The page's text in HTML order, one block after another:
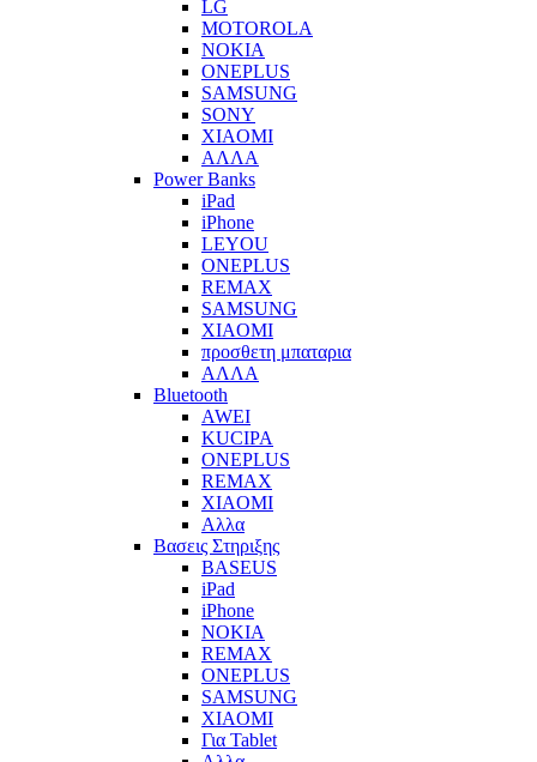
LG
MOTOROLA
NOKIA
ONEPLUS
SAMSUNG
SONY
XIAOMI
ΑΛΛΑ
Power Banks
iPad
iPhone
LEYOU
ONEPLUS
REMAX
SAMSUNG
XIAOMI
προσθετη μπαταρια
ΑΛΛΑ
Bluetooth
AWEI
KUCIPA
ONEPLUS
REMAX
XIAOMI
Αλλα
Βασεις Στηριξης
BASEUS
iPad
iPhone
NOKIA
REMAX
ONEPLUS
SAMSUNG
XIAOMI
Για Tablet